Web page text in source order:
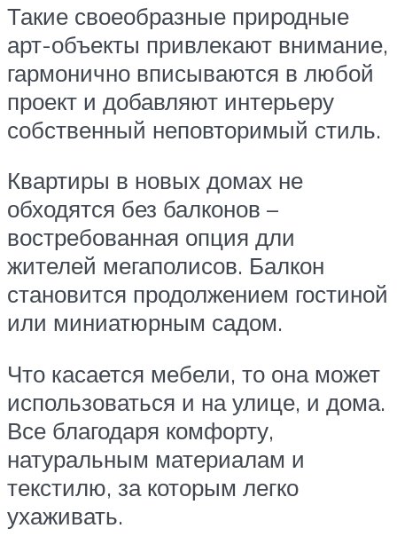
Такие своеобразные природные
арт-объекты привлекают внимание,
гармонично вписываются в любой
проект и добавляют интерьеру
собственный неповторимый стиль.
Квартиры в новых домах не
обходятся без балконов –
востребованная опция дли
жителей мегаполисов. Балкон
становится продолжением гостиной
или миниатюрным садом.
Что касается мебели, то она может
использоваться и на улице, и дома.
Все благодаря комфорту,
натуральным материалам и
текстилю, за которым легко
ухаживать.